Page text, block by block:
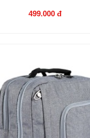
499.000 đ